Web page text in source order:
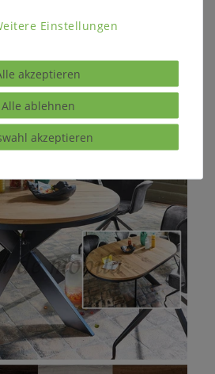
Artikel
Einstellungen
akzeptieren
Alle ablehnen
akzeptieren